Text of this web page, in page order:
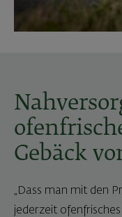
Gebäck
„Dass man mit den
jederzeit